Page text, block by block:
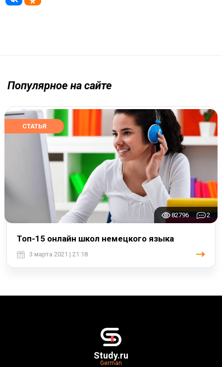
Популярное на сайте
СТАТЬЯ
82796 2
Топ-15 онлайн школ немецкого языка
3 марта 2021 | 21:18
Study.ru
German